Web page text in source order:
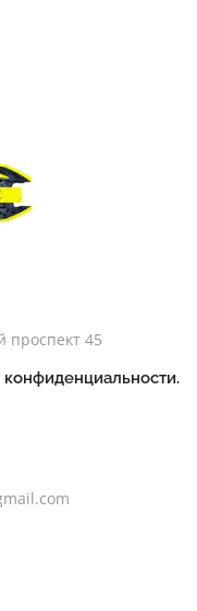
проспект 45
конфиденциальности.